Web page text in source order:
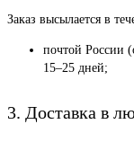
Заказ высылается в
почтой России
15–25 дней;
3. Доставка в